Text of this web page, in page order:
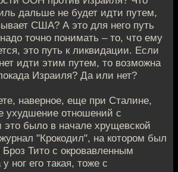
дальше не будет идти путем,
США? А это для него путь
точно понимать – то, что ему
это путь к ликвидации. Если
идти этим путем, то возможна
Израиля? Да или нет?
наверное, еще при Сталине,
ухудшение отношений с
было в начале хрущевской
"Крокодил", на котором был
Тито с окровавленным
ног его такая, тоже с